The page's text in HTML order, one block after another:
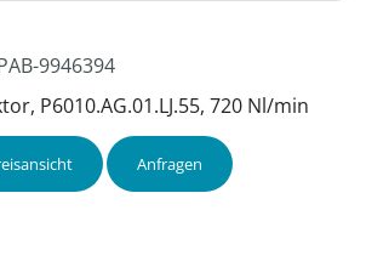
9946394
P6010.AG.01.LJ.55, 720 Nl/min
Anfragen